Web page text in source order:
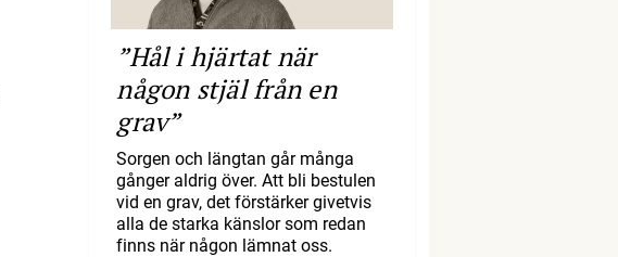
”Hål i hjärtat när
någon stjäl från en
grav”
Sorgen och längtan går många
gånger aldrig över. Att bli bestulen
vid en grav, det förstärker givetvis
alla de starka känslor som redan
finns när någon lämnat oss.